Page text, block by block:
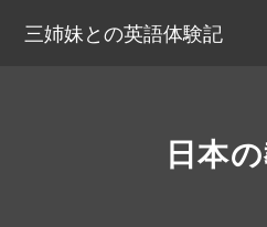
三姉妹との英語体験記
日本